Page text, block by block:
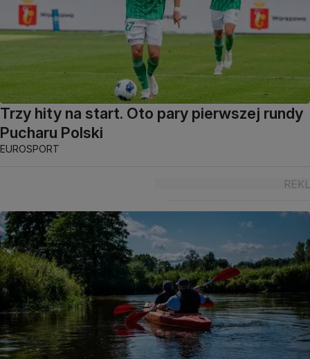
Trzy hity na start. Oto pary pierwszej rundy
Pucharu Polski
EUROSPORT